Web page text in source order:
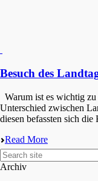
Besuch des
Warum ist es wichtig zu
Unter­schied zwischen
diesen befass­ten sich die
Read More
Archiv